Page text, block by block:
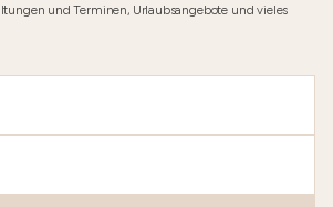
und Terminen, Urlaubsangebote und vieles